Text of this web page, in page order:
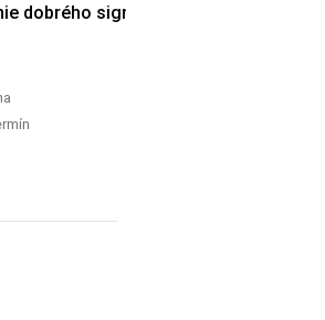
dobrého signálu - diskusia s…